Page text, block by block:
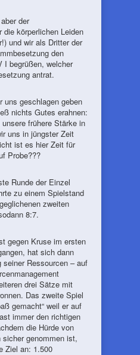
der
körperlichen Leiden
und wir als Dritter der
den
I begrüßen, welcher
antrat.
uns geschlagen geben
nichts Gutes erahnen:
frühere Stärke in
uns in jüngster Zeit
ist es hier Zeit für
Probe???
Runde der Einzel
zu einem Spielstand
zweiten
8:7.
gegen Kruse im ersten
hat sich dann
seiner Ressourcen – auf
drei Sätze mit
Das zweite Spiel
gemacht“ weil er auf
immer den richtigen
die Hürde von
sicher genommen ist,
Ziel an: 1.500